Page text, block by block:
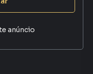
anúncio